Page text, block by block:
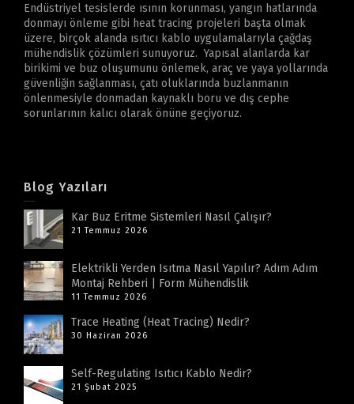
Endüstriyel tesislerde ısının korunması, yangın hatlarında
donmayı önleme gibi heat tracing projeleri başta olmak
üzere, birçok alanda ısıtıcı kablo uygulamalarıyla çağdaş
mühendislik çözümleri sunuyoruz. Yapısal alanlarda kar
birikimi ve buz oluşumunu önlemek, araç ve yaya yollarında
güvenliğin sağlanması, çatı oluklarında buzlanmanın
önlenmesiyle donmadan kaynaklı boru ve dış cephe
sorunlarının kalıcı olarak önüne geçiyoruz.
Blog Yazıları
Kar Buz Eritme Sistemleri Nasıl Çalışır?
21 Temmuz 2026
Elektrikli Yerden Isıtma Nasıl Yapılır? Adım Adım
Montaj Rehberi | Form Mühendislik
11 Temmuz 2026
Trace Heating (Heat Tracing) Nedir?
30 Haziran 2026
Self-Regulating Isıtıcı Kablo Nedir?
21 Şubat 2025